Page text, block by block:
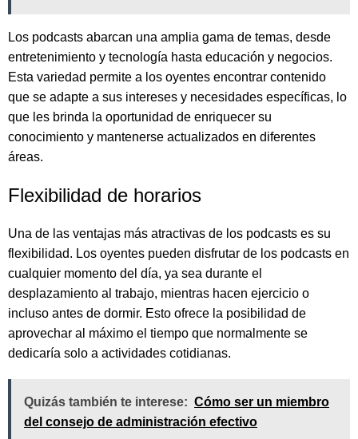
Los podcasts abarcan una amplia gama de temas, desde
entretenimiento y tecnología hasta educación y negocios.
Esta variedad permite a los oyentes encontrar contenido
que se adapte a sus intereses y necesidades específicas, lo
que les brinda la oportunidad de enriquecer su
conocimiento y mantenerse actualizados en diferentes
áreas.
Flexibilidad de horarios
Una de las ventajas más atractivas de los podcasts es su
flexibilidad. Los oyentes pueden disfrutar de los podcasts en
cualquier momento del día, ya sea durante el
desplazamiento al trabajo, mientras hacen ejercicio o
incluso antes de dormir. Esto ofrece la posibilidad de
aprovechar al máximo el tiempo que normalmente se
dedicaría solo a actividades cotidianas.
Quizás también te interese: Cómo ser un miembro
del consejo de administración efectivo